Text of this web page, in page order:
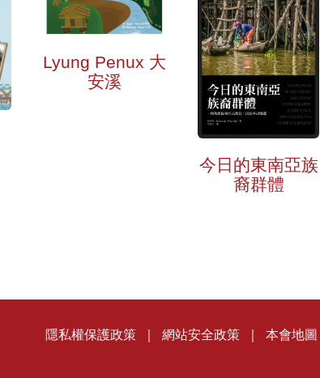
Lyung Penux 大
安溪
今日的東南亞族
裔群體
隱私權保護政策 網站安全政策 本會地圖